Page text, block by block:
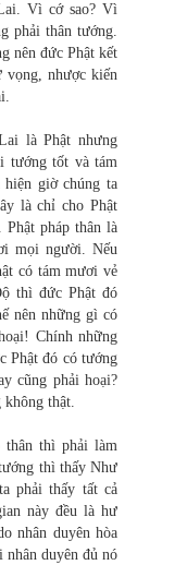
Vì cớ sao? Vì
phải thân tướng.
nên đức Phật kết
vọng, nhược kiến
là Phật nhưng
tướng tốt và tám
giờ chúng ta
là chỉ cho Phật
Phật pháp thân là
mọi người. Nếu
có tám mươi vẻ
thì đức Phật đó
nên những gì có
Chính những
Phật đó có tướng
cũng phải hoại?
không thật.
thân thì phải làm
thì thấy Như
phải thấy tất cả
này đều là hư
nhân duyên hòa
nhân duyên đủ nó